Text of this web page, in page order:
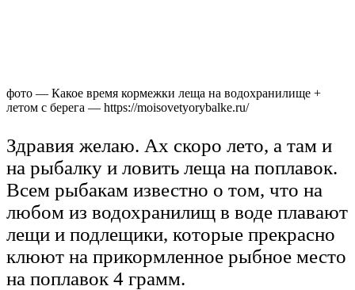
фото — Какое время кормежки леща на водохранилище +
летом с берега — https://moisovetyorybalke.ru/
Здравия желаю. Ах скоро лето, а там и
на рыбалку и ловить леща на поплавок.
Всем рыбакам известно о том, что на
любом из водохранилищ в воде плавают
лещи и подлещики, которые прекрасно
клюют на прикормленное рыбное место
на поплавок 4 грамм.